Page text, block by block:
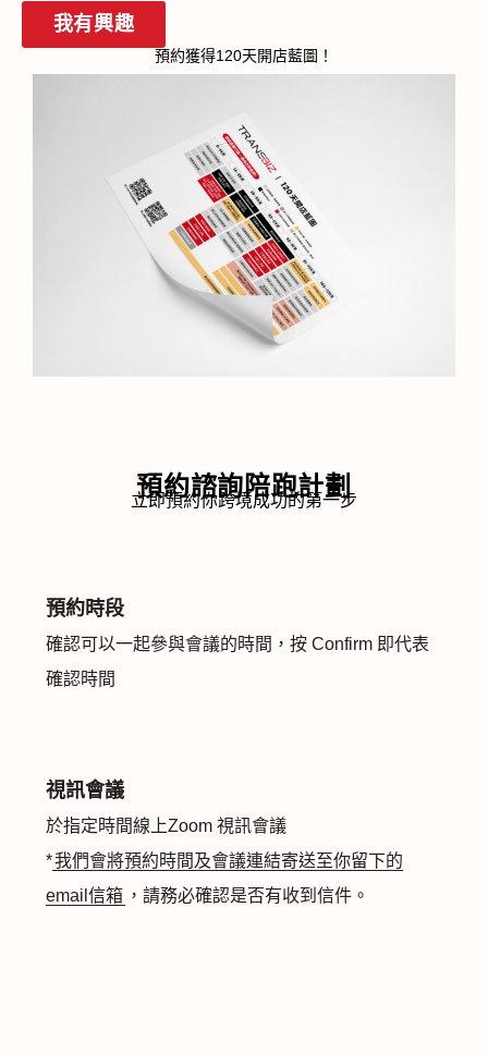
我有興趣
預約獲得120天開店藍圖！
預約諮詢陪跑計劃
立即預約你跨境成功的第一步
預約時段
確認可以一起參與會議的時間，按 Confirm 即代表
確認時間
視訊會議
於指定時間線上Zoom 視訊會議
*我們會將預約時間及會議連結寄送至你留下的
email信箱 ，請務必確認是否有收到信件。